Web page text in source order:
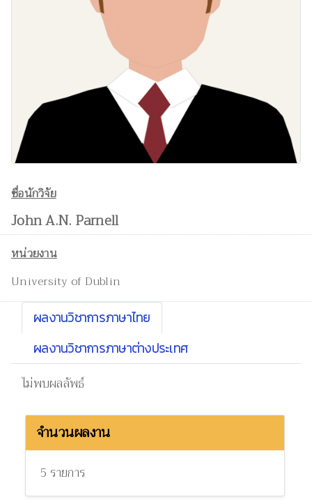
ชื่อนักวิจัย
John A.N. Parnell
หน่วยงาน
University of Dublin
ผลงานวิชาการภาษาไทย
ผลงานวิชาการภาษาต่างประเทศ
ไม่พบผลลัพธ์
จำนวนผลงาน
5 รายการ